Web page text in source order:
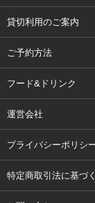
貸切利用のご案内
ご予約方法
フード&ドリンク
運営会社
プライバシーポリシ
特定商取引法に基づ